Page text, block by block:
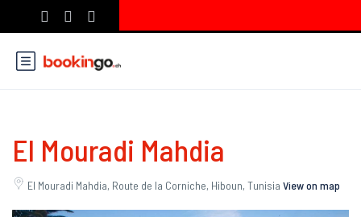
El Mouradi Mahdia
El Mouradi Mahdia, Route de la Corniche, Hiboun, Tunisia View on map